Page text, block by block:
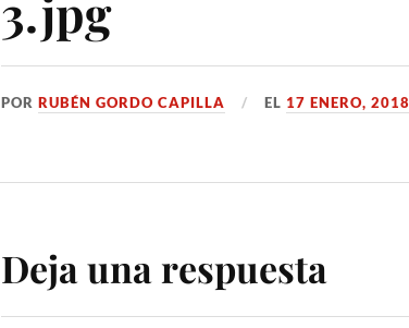
PORRUBÉN GORDO CAPILLA EL 17 ENERO, 2018
Deja una respuesta